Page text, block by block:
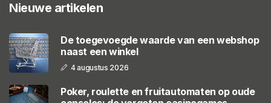
Nieuwe artikelen
De toegevoegde waarde van een webshop
naast een winkel
4 augustus 2026
Poker, roulette en fruitautomaten op oude